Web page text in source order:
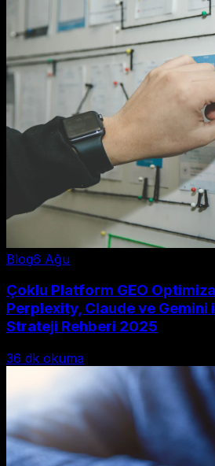
Blog6 Ağu
Çoklu Platform GEO
Perplexity, Claude ve Gemini
Strateji Rehberi 2025
36 dk okuma